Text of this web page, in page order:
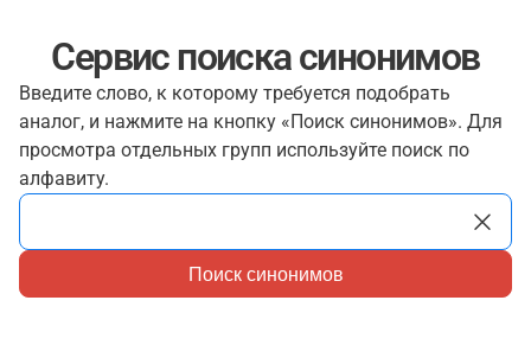
Сервис поиска синонимов
Введите слово, к которому требуется подобрать
аналог, и нажмите на кнопку «Поиск синонимов». Для
просмотра отдельных групп используйте поиск по
алфавиту.
Поиск синонимов